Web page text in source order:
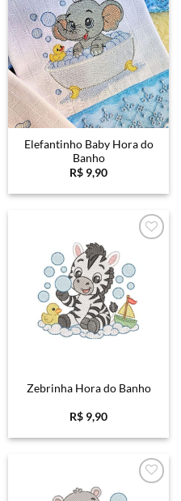
Favoritar
Elefantinho Baby Hora do
Banho
R$ 9,90
Zebrinha Hora do Banho
R$ 9,90
Favoritar